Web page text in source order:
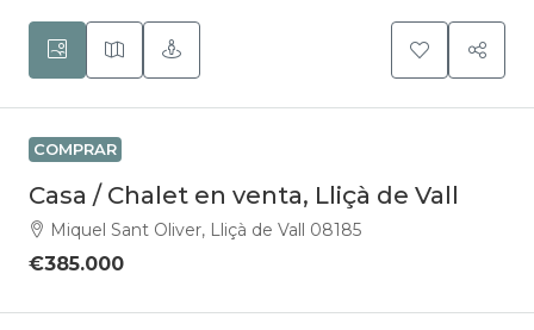
COMPRAR
Casa / Chalet en venta, Lliçà de Vall
Miquel Sant Oliver, Lliçà de Vall 08185
€385.000